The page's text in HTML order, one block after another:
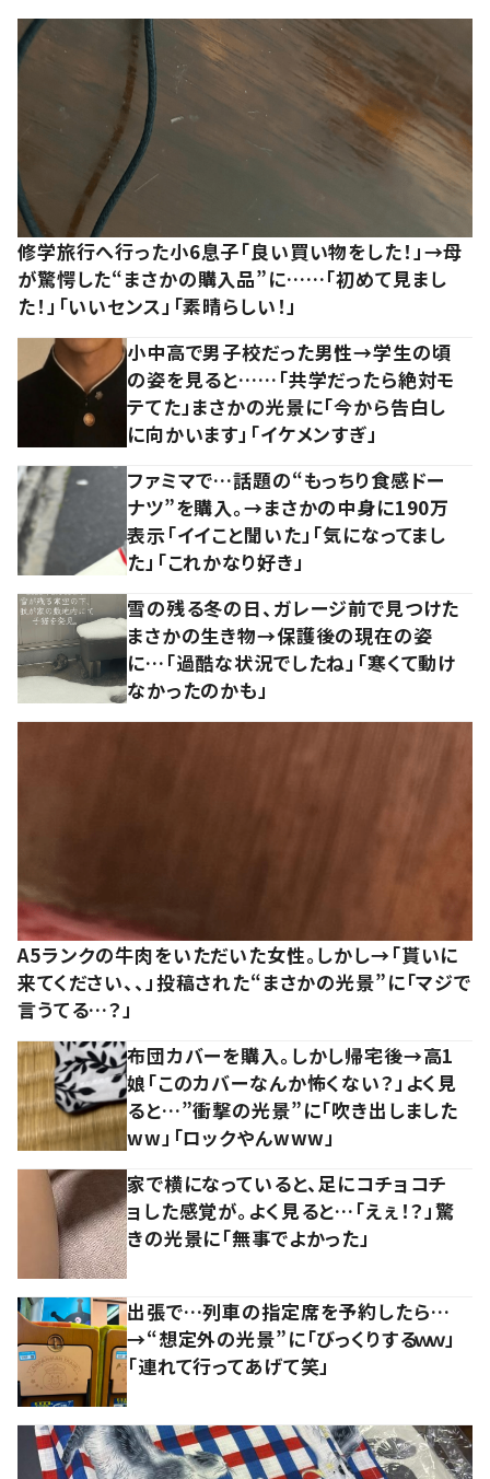
修学旅行へ行った小6息子「良い買い物をした！」→母
が驚愕した“まさかの購入品”に……「初めて見まし
た！」「いいセンス」「素晴らしい！」
小中高で男子校だった男性→学生の頃
の姿を見ると……「共学だったら絶対モ
テてた」まさかの光景に「今から告白し
に向かいます」「イケメンすぎ」
ファミマで…話題の“もっちり食感ドー
ナツ”を購入。→まさかの中身に190万
表示「イイこと聞いた」「気になってまし
た」「これかなり好き」
雪の残る冬の日、ガレージ前で見つけた
まさかの生き物→保護後の現在の姿
に…「過酷な状況でしたね」「寒くて動け
なかったのかも」
A5ランクの牛肉をいただいた女性。しかし→「貰いに
来てください、、」投稿された“まさかの光景”に「マジで
言うてる…？」
布団カバーを購入。しかし帰宅後→高1
娘「このカバーなんか怖くない？」よく見
ると…”衝撃の光景”に「吹き出しました
ww」「ロックやんwww」
家で横になっていると、足にコチョコチ
ョした感覚が。よく見ると…「えぇ！？」驚
きの光景に「無事でよかった」
出張で…列車の指定席を予約したら…
→“想定外の光景”に「びっくりするｗｗ」
「連れて行ってあげて笑」